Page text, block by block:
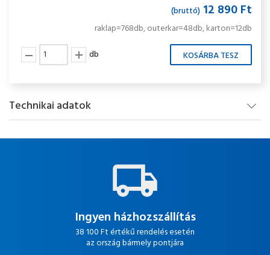
(bruttó) 12 890 Ft
raklap=768db, outerkar=48db, karton=12db
db
Technikai adatok
Ingyen házhozszállítás
38 100 Ft értékű rendelés esetén
az ország bármely pontjára